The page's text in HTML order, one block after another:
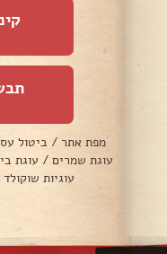
מפת אתר / ביטול
עוגת שמרים / עוגת
עוגיות